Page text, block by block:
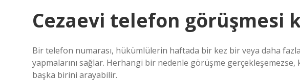
Cezaevi telefon görüşmesi
Bir telefon numarası, hükümlülerin haftada bir kez bir veya daha
yapmalarını sağlar. Herhangi bir nedenle görüşme
başka birini arayabilir.